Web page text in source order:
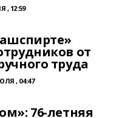
, 12:59
от
труда
, 04:47
76-летняя